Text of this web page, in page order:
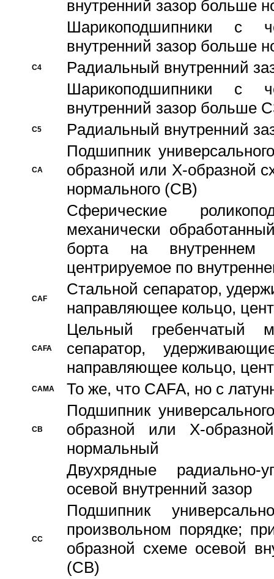
внутренний зазор больше
Шарикоподшипники с
внутренний зазор больше
C4
Pадиальный внутренний
Шарикоподшипники с
внутренний зазор больше
C5 Pадиальный внутренний
CA
Подшипник
образной или Х-образной
нормального (CB)
Сферические
механически
борта на внутреннем
центрируемое по
CAF
Стальной сепаратор,
направляющее кольцо,
CAFA
Цельный гребенчатый
сепаратор,
направляющее кольцо,
CAMA То же, что CAFA, но с
CB
Подшипник
образной или Х-
нормальный
Двухрядные радиально-
осевой внутренний зазор
CC
Подшипник
произвольном порядке;
образной схеме осевой
(CB)